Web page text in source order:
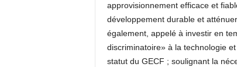
approvisionnement efficace et
développement durable et
également, appelé à investir en
discriminatoire» à la technologie
statut du GECF ; soulignant la